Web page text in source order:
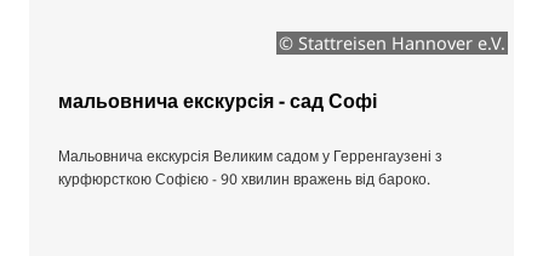
© Stattreisen Hannover e.V.
мальовнича екскурсія - сад Софі
Мальовнича екскурсія Великим садом у Герренгаузені з
курфюрсткою Софією - 90 хвилин вражень від бароко.